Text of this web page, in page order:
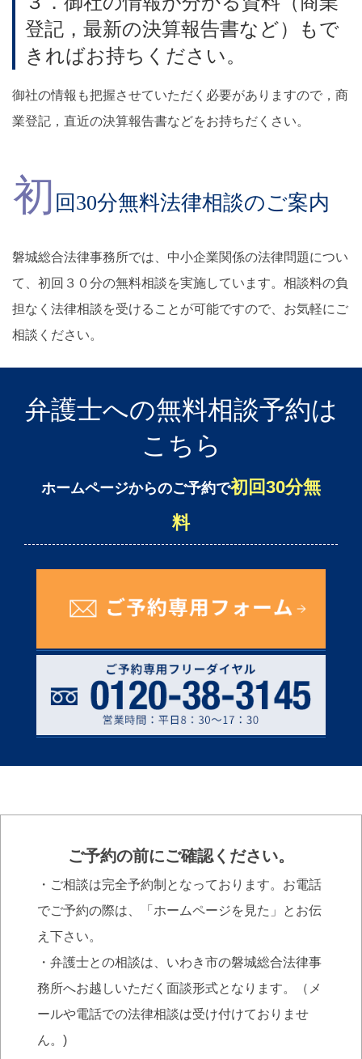
登記，最新の決算報告書など）もで
きればお持ちください。
御社の情報も把握させていただく必要がありますので，商
業登記，直近の決算報告書などをお持ちだくさい。
初 回30分無料法律相談のご案内
磐城総合法律事務所では、中小企業関係の法律問題につい
て、初回３０分の無料相談を実施しています。相談料の負
担なく法律相談を受けることが可能ですので、お気軽にご
相談ください。
弁護士への無料相談予約は
こちら
ホームページからのご予約で初回30分無
料
ご予約の前にご確認ください。
・ご相談は完全予約制となっております。お電話
でご予約の際は、「ホームページを見た」とお伝
え下さい。
・弁護士との相談は、いわき市の磐城総合法律事
務所へお越しいただく面談形式となります。（メ
ールや電話での法律相談は受け付けておりませ
ん。)